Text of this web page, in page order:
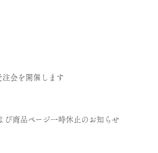
注会を開催します
び商品ページ一時休止のお知らせ